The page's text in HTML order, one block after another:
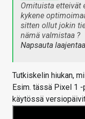
Omituista etteivät
kykene
sitten ollut jokin
nämä valmistaa ?
Napsauta
Tutkiskelin hiukan,
Esim. tässä Pixel 1 -
käytössä